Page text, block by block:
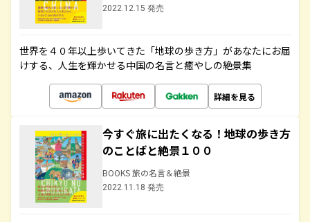
2022.12.15 発売
世界を４０年以上歩いてきた「地球の歩き方」があなたにお届
けする、人生を輝かせる中国の名言と癒やしの絶景集
詳細を見る
今すぐ旅に出たくなる！地球の歩き方
のことばと絶景１００
BOOKS 旅の名言＆絶景
2022.11.18 発売